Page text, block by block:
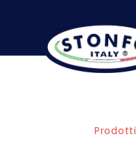
Prodotti